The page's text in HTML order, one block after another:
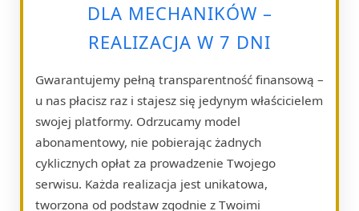
DLA MECHANIKÓW –
REALIZACJA W 7 DNI
Gwarantujemy pełną transparentność finansową –
u nas płacisz raz i stajesz się jedynym właścicielem
swojej platformy. Odrzucamy model
abonamentowy, nie pobierając żadnych
cyklicznych opłat za prowadzenie Twojego
serwisu. Każda realizacja jest unikatowa,
tworzona od podstaw zgodnie z Twoimi